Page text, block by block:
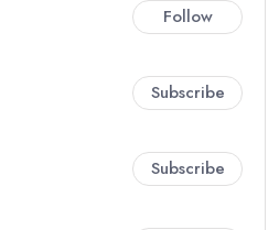
Follow
Subscribe
Subscribe